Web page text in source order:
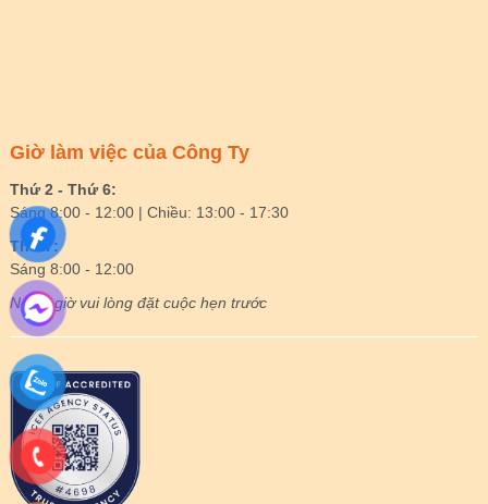
Giờ làm việc của Công Ty
Thứ 2 - Thứ 6:
Sáng 8:00 - 12:00 | Chiều: 13:00 - 17:30
Thứ 7:
Sáng 8:00 - 12:00
Ngoài giờ vui lòng đặt cuộc hẹn trước